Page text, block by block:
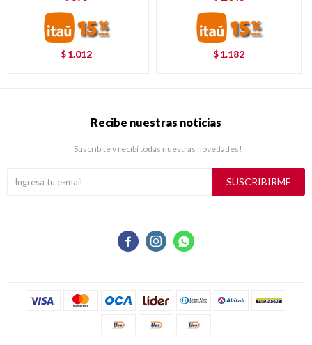
$ 1.012 $ 1.182
  
Recibe nuestras noticias
¡Suscribite y recibí todas nuestras novedades!
SUSCRIBIRME